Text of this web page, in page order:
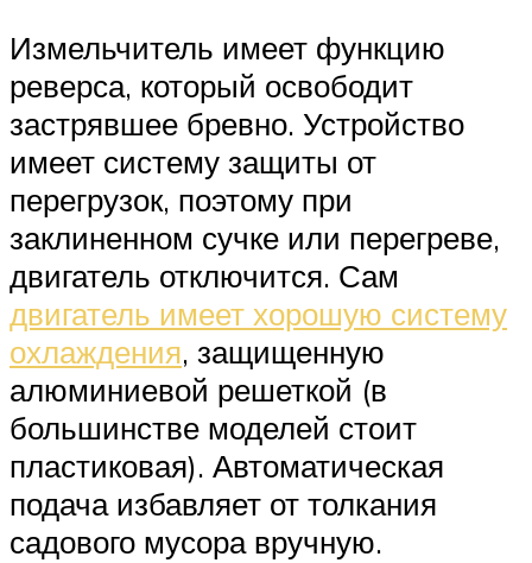
Измельчитель имеет функцию
реверса, который освободит
застрявшее бревно. Устройство
имеет систему защиты от
перегрузок, поэтому при
заклиненном сучке или перегреве,
двигатель отключится. Сам
двигатель имеет хорошую систему
охлаждения, защищенную
алюминиевой решеткой (в
большинстве моделей стоит
пластиковая). Автоматическая
подача избавляет от толкания
садового мусора вручную.